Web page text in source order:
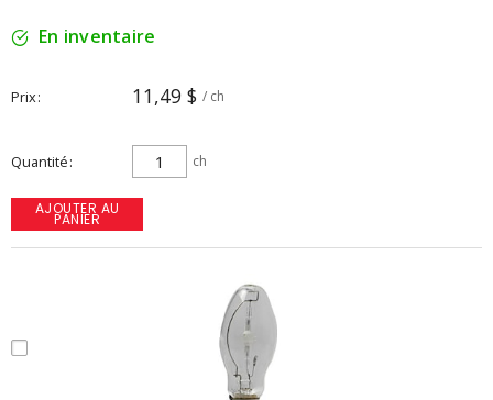
En inventaire
Prix 11,49 $ / ch
Quantité ch
AJOUTER AU
PANIER